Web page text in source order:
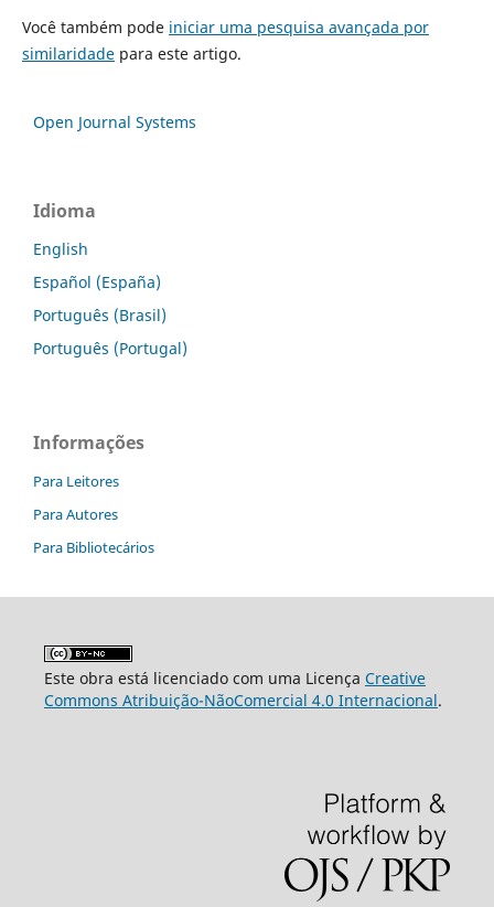
Você também pode iniciar uma pesquisa avançada por
similaridadepara este artigo.
Open Journal Systems
Idioma
English
Español (España)
Português (Brasil)
Português (Portugal)
Informações
Para Leitores
Para Autores
Para Bibliotecários
Este obra está licenciado com uma Licença Creative
Commons Atribuição-NãoComercial 4.0 Internacional.